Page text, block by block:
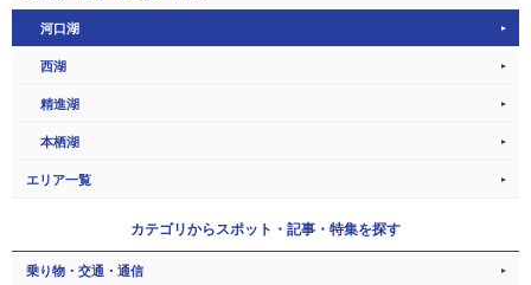
河口湖
西湖
精進湖
本栖湖
エリア一覧
カテゴリからスポット・記事・特集を探す
乗り物・交通・通信